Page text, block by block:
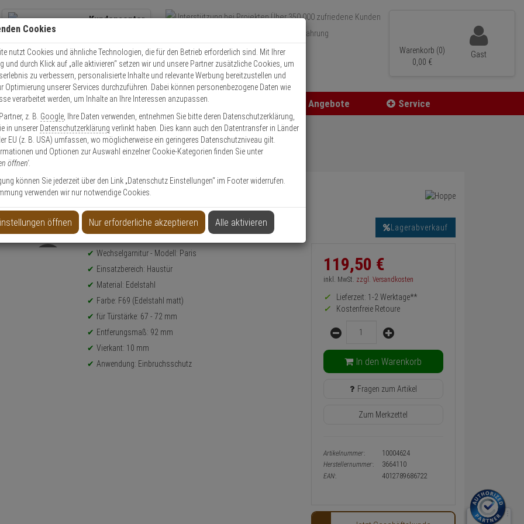
Kundencenter
Kontaktservice nutzen
Mo. - Do.: 8:00 - 16:30 Fr. 8:00 - 14:00 Uhr
Über 350.000 zufriedene Kunden
Über 15 Jahre Erfahrung
Schneller Versand
Warenkorb (0)
0, 00 €
Gast
Zutritt Einbruch Angebote Service
Beschläge Paris E86G/3332ZA/3310/138Z Wechselgarnitur 92mm
92mm
Lagerabverkauf
Produktinformationen
Wechselgarnitur - Modell: Paris
Einsatzbereich: Haustür
Material: Edelstahl
Farbe: F69 (Edelstahl matt)
für Türstärke: 67 - 72 mm
Entferungsmaß: 92 mm
Vierkant: 10 mm
Anwendung: Einbruchsschutz
Informationen
zurück
Preis,
und
Warenkorb-
Konfigurieren-
Button
119,50 €
inkl. MwSt. zzgl. Versandkosten
Lieferzeit: 1-2 Werktage**
Kostenfreie Retoure
Menge
In den Warenkorb
Fragen zum Artikel
Zum Merkzettel
Artikelnummer:
10004624
Herstellernummer:
3664110
EAN:
4012789686722
Cookies
nutzt Cookies und ähnliche Technologien, die für den Betrieb erforderlich sind. Mit Ihrer
und durch Klick auf „alle aktivieren“ setzen wir und unsere Partner zusätzliche Cookies, um
zu verbessern, personalisierte Inhalte und relevante Werbung bereitzustellen und
Optimierung unserer Services durchzuführen. Dabei können personenbezogene Daten wie
verarbeitet werden, um Inhalte an Ihre Interessen anzupassen.
z. B. Google , Ihre Daten verwenden, entnehmen Sie bitte deren Datenschutzerklärung,
in unserer Datenschutzerklärung verlinkt haben. Dies kann auch den Datentransfer in Länder
EU (z. B. USA) umfassen, wo möglicherweise ein geringeres Datenschutzniveau gilt.
und Optionen zur Auswahl einzelner Cookie-Kategorien finden Sie unter
öffnen'.
können Sie jederzeit über den Link „Datenschutz Einstellungen“ im Footer widerrufen.
verwenden wir nur notwendige Cookies.
öffnen Nur erforderliche akzeptieren Alle aktivieren